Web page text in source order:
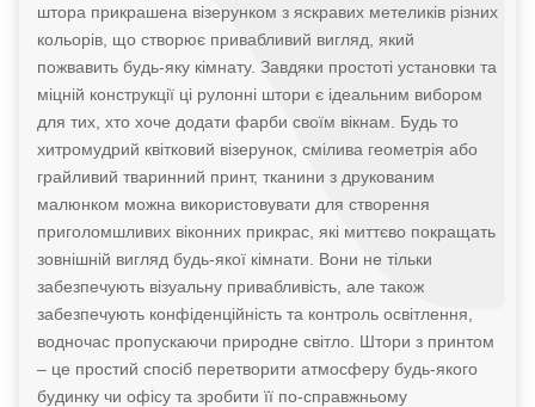
штора прикрашена візерунком з яскравих метеликів різних
кольорів, що створює привабливий вигляд, який
пожвавить будь-яку кімнату. Завдяки простоті установки та
міцній конструкції ці рулонні штори є ідеальним вибором
для тих, хто хоче додати фарби своїм вікнам. Будь то
хитромудрий квітковий візерунок, смілива геометрія або
грайливий тваринний принт, тканини з друкованим
малюнком можна використовувати для створення
приголомшливих віконних прикрас, які миттєво покращать
зовнішній вигляд будь-якої кімнати. Вони не тільки
забезпечують візуальну привабливість, але також
забезпечують конфіденційність та контроль освітлення,
водночас пропускаючи природне світло. Штори з принтом
– це простий спосіб перетворити атмосферу будь-якого
будинку чи офісу та зробити її по-справжньому